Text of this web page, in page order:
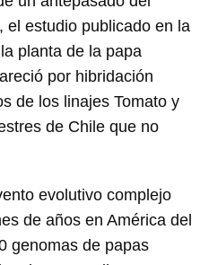
el estudio publicado en la
planta de la papa
por hibridación
de los linajes Tomato y
de Chile que no
evolutivo complejo
de años en América del
genomas de papas